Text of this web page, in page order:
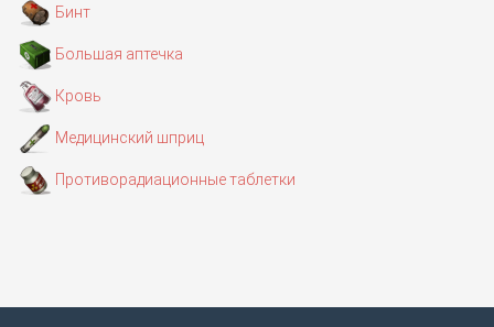
Бинт
Большая аптечка
Кровь
Медицинский шприц
Противорадиационные таблетки